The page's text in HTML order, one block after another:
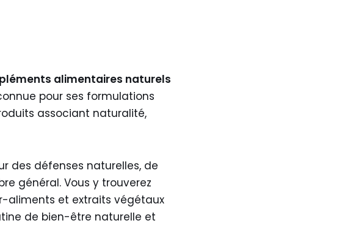
alimentaires naturels
pour ses formulations
associant naturalité,
des défenses naturelles, de
général. Vous y trouverez
aliments et extraits végétaux
de bien-être naturelle et